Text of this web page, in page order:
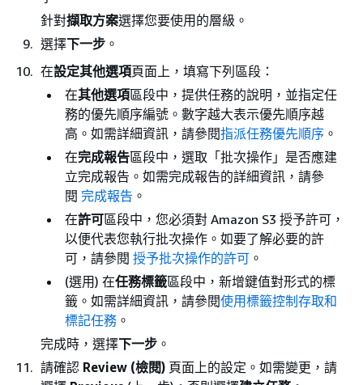
針對擷取方案選擇您要使用的層級。
選擇下一步 。
在設定其他選項頁面上，填寫下列區段：
在其他選項區段中，提供任務的說明，並指定任
務的優先順序編號。數字越大表示優先順序越
高。如需詳細資訊，請參閱指派任務優先順序 。
在完成報告區段中，選取「批次操作」是否應建
立完成報告。如需完成報告的詳細資訊，請參
閱 完成報告 。
在許可區段中，您必須對 Amazon S3 授予許可，
以便代表您執行批次操作。如要了解必要的許
可，請參閱 授予批次操作的許可 。
(選用) 在任務標籤區段中，新增鍵值對形式的標
籤。如需詳細資訊，請參閱使用標籤控制存取和
標記任務 。
完成時，選擇下一步 。
請確認 Review (檢閱) 頁面上的設定。如需變更，請